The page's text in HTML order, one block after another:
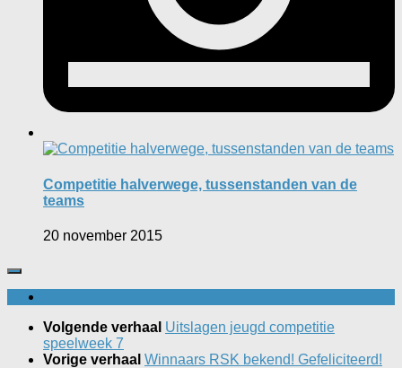
Competitie halverwege, tussenstanden van de
teams
20 november 2015
Volgende verhaal Uitslagen jeugd competitie
speelweek 7
Vorige verhaal Winnaars RSK bekend! Gefeliciteerd!